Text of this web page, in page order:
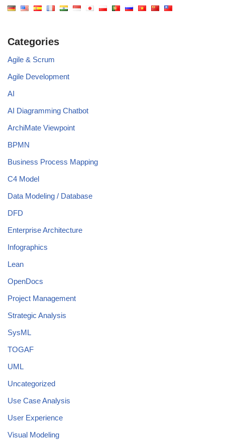
Categories
Agile & Scrum
Agile Development
AI
AI Diagramming Chatbot
ArchiMate Viewpoint
BPMN
Business Process Mapping
C4 Model
Data Modeling / Database
DFD
Enterprise Architecture
Infographics
Lean
OpenDocs
Project Management
Strategic Analysis
SysML
TOGAF
UML
Uncategorized
Use Case Analysis
User Experience
Visual Modeling